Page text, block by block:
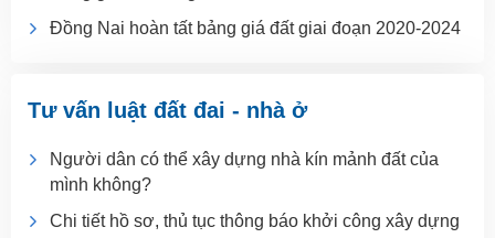
Đồng Nai hoàn tất bảng giá đất giai đoạn 2020-2024
Tư vấn luật đất đai - nhà ở
Người dân có thể xây dựng nhà kín mảnh đất của
mình không?
Chi tiết hồ sơ, thủ tục thông báo khởi công xây dựng